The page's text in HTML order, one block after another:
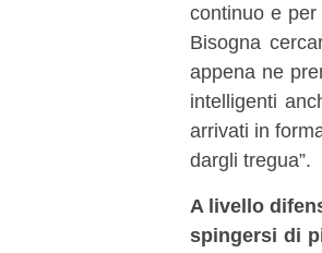
continuo e
Bisogna
appena ne
intelligenti
arrivati in
dargli tregua”.
A livello
spingersi di